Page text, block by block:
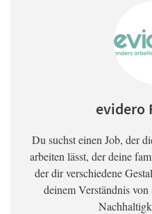
evidero
Du suchst einen Job, der
arbeiten lässt, der deine
der dir verschiedene
deinem Verständnis